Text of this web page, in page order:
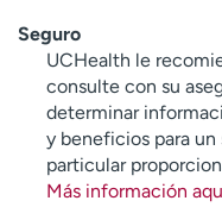
Seguro
UCHealth le
consulte con su
determinar
y beneficios para
particular
Más información